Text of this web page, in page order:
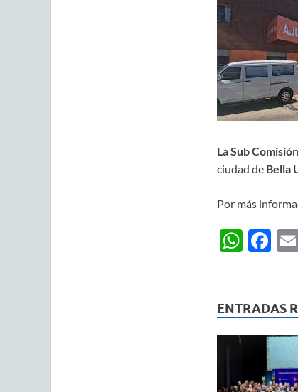
La Sub
ciudad de Bella
Por más
W
s
A
p
F
b
o
o
k
ENTRADAS